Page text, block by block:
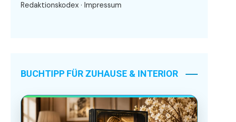
Redaktionskodex · Impressum
BUCHTIPP FÜR ZUHAUSE & INTERIOR